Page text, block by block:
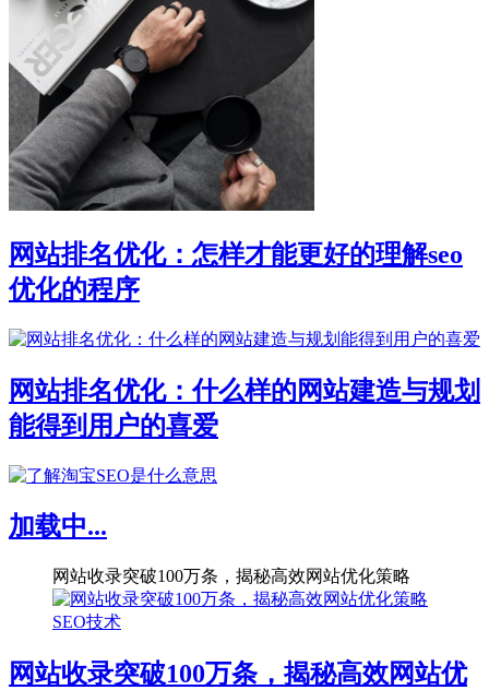
网站排名优化：怎样才能更好的理解seo
优化的程序
网站排名优化：什么样的网站建造与规划
能得到用户的喜爱
加载中...
网站收录突破100万条，揭秘高效网站优化策略
SEO技术
网站收录突破100万条，揭秘高效网站优